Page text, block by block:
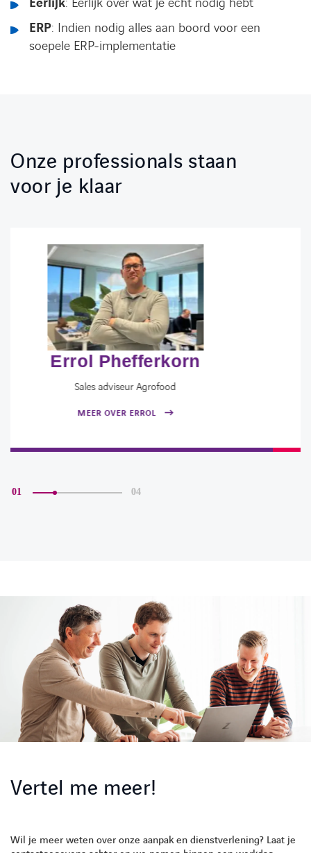
ERP: Indien nodig alles aan boord voor een
soepele ERP-implementatie
Onze professionals staan
voor je klaar
Nathalie van Rooij
Business Consultant
MEER OVER NATHALIE
01 04
Vertel me meer!
Wil je meer weten over onze aanpak en dienstverlening? Laat je